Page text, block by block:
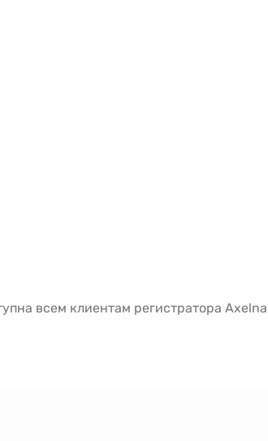
всем клиентам регистратора